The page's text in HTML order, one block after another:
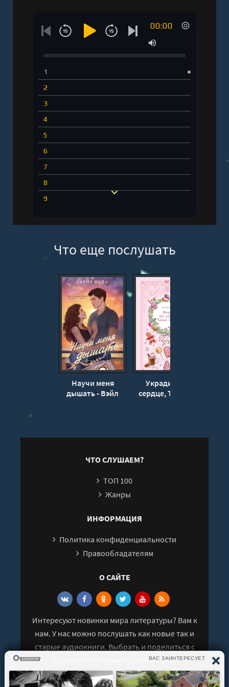
00:00
1
2
3
4
5
6
7
8
9
Что еще послушать
Научи меня
дышать - Вэйл
Укради мое
сердце, Тайный
ЧТО СЛУШАЕМ?
ТОП 100
Жанры
ИНФОРМАЦИЯ
Политика конфиденциальности
Правообладателям
О САЙТЕ
Интересуют новинки мира литературы? Вам к
нам. У нас можно послушать как новые так и
старые аудиокниги. Выбрать и поделиться с
друзьями лучшими аудиокнигами!